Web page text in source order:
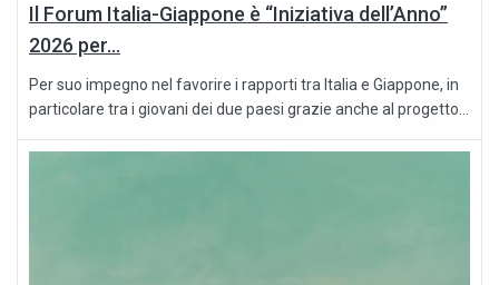
Il Forum Italia-Giappone è “Iniziativa dell’Anno”
2026 per...
Per suo impegno nel favorire i rapporti tra Italia e Giappone, in
particolare tra i giovani dei due paesi grazie anche al progetto...